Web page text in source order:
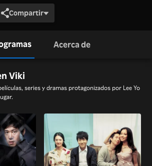
Compartir
Acerca de
Viki
series y dramas protagonizados por Lee Yo